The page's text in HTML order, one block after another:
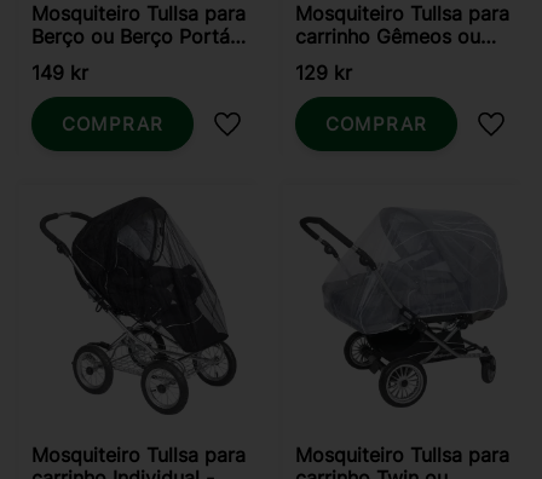
Mosquiteiro Tullsa para
Berço ou Berço Portátil
- Branco
149 kr
Adicionar aos favoritos
COMPRAR
Mosquiteiro Tullsa para
carrinho Gêmeos ou
Irmãos - Preto
129 kr
COMPRAR
Mosquiteiro Tullsa para
Mosquiteiro Tullsa para